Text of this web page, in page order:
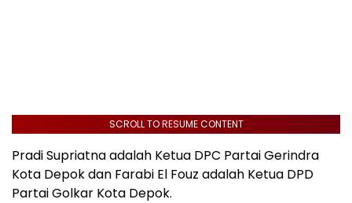
SCROLL TO RESUME CONTENT
Pradi Supriatna adalah Ketua DPC Partai Gerindra
Kota Depok dan Farabi El Fouz adalah Ketua DPD
Partai Golkar Kota Depok.